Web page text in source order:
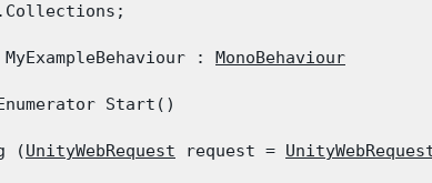
: MonoBehaviour
Start()
(
UnityWebRequest request =